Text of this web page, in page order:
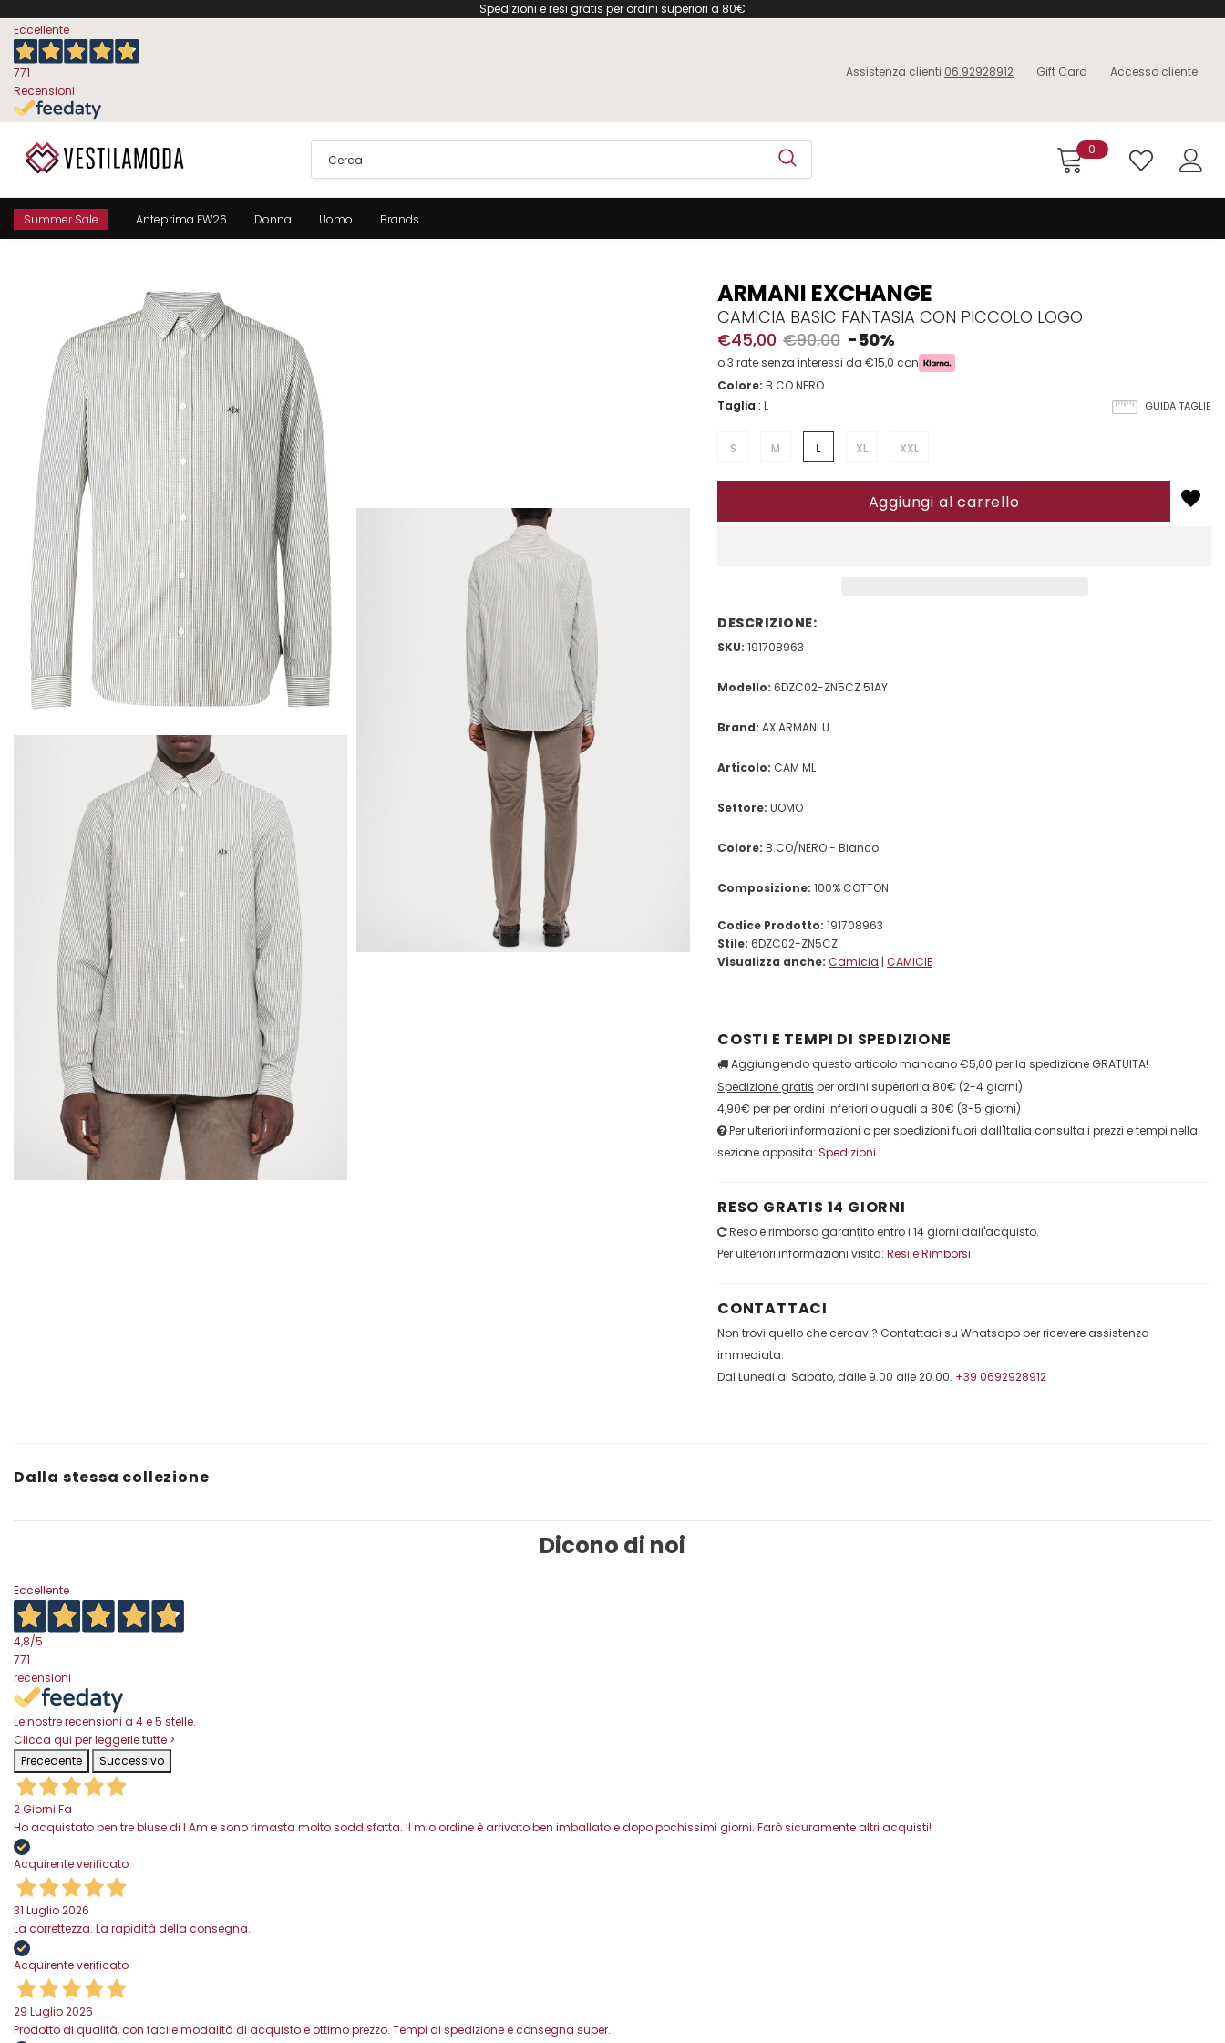
Spedizioni e resi gratis per ordini superiori a 80€
Eccellente
771
Recensioni
Assistenza clienti 06.92928912 Gift Card Accesso cliente
0
Summer Sale Anteprima FW26 Donna Uomo Brands
ARMANI EXCHANGE
CAMICIA BASIC FANTASIA CON PICCOLO LOGO
€45,00 €90,00 -50%
o 3 rate senza interessi da €15,0 con
Colore: B.CO NERO
GUIDA TAGLIE
Taglia : L
S M L XL XXL
DESCRIZIONE:
SKU: 191708963
Modello: 6DZC02-ZN5CZ 51AY
Brand: AX ARMANI U
Articolo: CAM ML
Settore: UOMO
Colore: B.CO/NERO - Bianco
Composizione: 100% COTTON
Codice Prodotto: 191708963
Stile: 6DZC02-ZN5CZ
Visualizza anche: Camicia | CAMICIE
COSTI E TEMPI DI SPEDIZIONE
Aggiungendo questo articolo mancano €5,00 per la spedizione GRATUITA!
Spedizione gratis per ordini superiori a 80€ (2-4 giorni)
4,90€ per per ordini inferiori o uguali a 80€ (3-5 giorni)
Per ulteriori informazioni o per spedizioni fuori dall'Italia consulta i prezzi e tempi nella
sezione apposita: Spedizioni
RESO GRATIS 14 GIORNI
Reso e rimborso garantito entro i 14 giorni dall'acquisto.
Per ulteriori informazioni visita: Resi e Rimborsi
CONTATTACI
Non trovi quello che cercavi? Contattaci su Whatsapp per ricevere assistenza
immediata.
Dal Lunedi al Sabato, dalle 9.00 alle 20.00. +39 0692928912
Dalla stessa collezione
Dicono di noi
Eccellente
4,8/5
771
recensioni
Le nostre recensioni a 4 e 5 stelle.
Clicca qui per leggerle tutte >
Precedente
Successivo
2 Giorni Fa
Ho acquistato ben tre bluse di I Am e sono rimasta molto soddisfatta. Il mio ordine è arrivato ben imballato e dopo pochissimi giorni. Farò sicuramente altri acquisti!
Acquirente verificato
31 Luglio 2026
La correttezza. La rapidità della consegna.
Acquirente verificato
29 Luglio 2026
Prodotto di qualità, con facile modalità di acquisto e ottimo prezzo. Tempi di spedizione e consegna super.